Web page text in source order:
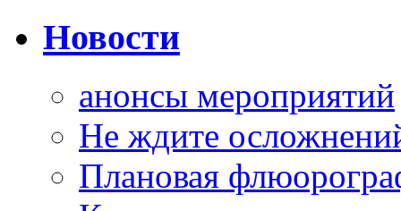
Новости
анонсы мероприятий
Не ждите
Плановая